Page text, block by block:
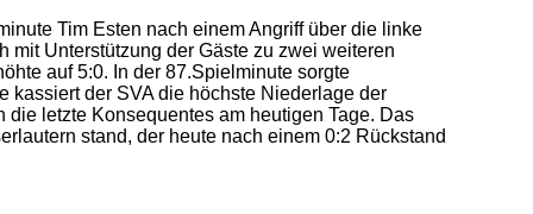
Tim Esten nach einem Angriff über die linke
mit Unterstützung der Gäste zu zwei weiteren
auf 5:0. In der 87.Spielminute sorgte
kassiert der SVA die höchste Niederlage der
letzte Konsequentes am heutigen Tage. Das
stand, der heute nach einem 0:2 Rückstand